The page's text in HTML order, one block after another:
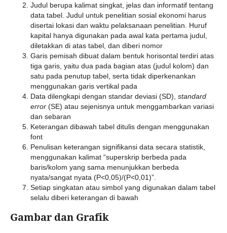
Judul berupa kalimat singkat, jelas dan informatif tentang
data tabel. Judul untuk penelitian sosial ekonomi harus
disertai lokasi dan waktu pelaksanaan penelitian. Huruf
kapital hanya digunakan pada awal kata pertama judul,
diletakkan di atas tabel, dan diberi nomor
Garis pemisah dibuat dalam bentuk horisontal terdiri atas
tiga garis, yaitu dua pada bagian atas (judul kolom) dan
satu pada penutup tabel, serta tidak diperkenankan
menggunakan garis vertikal pada
Data dilengkapi dengan standar deviasi (SD), standard
error (SE) atau sejenisnya untuk menggambarkan variasi
dan sebaran
Keterangan dibawah tabel ditulis dengan menggunakan
font
Penulisan keterangan signifikansi data secara statistik,
menggunakan kalimat “superskrip berbeda pada
baris/kolom yang sama menunjukkan berbeda
nyata/sangat nyata (P<0,05)/(P<0,01)”.
Setiap singkatan atau simbol yang digunakan dalam tabel
selalu diberi keterangan di bawah
Gambar dan Grafik